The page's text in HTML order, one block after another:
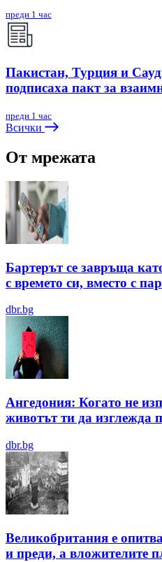
преди 1 час
Пакистан, Турция и
подписаха пакт за
преди 1 час
Всички
От мрежата
Бартерът се завръща
с времето си, вместо с
dbr.bg
Ангедония: Когато не
животът ти да изглежда
dbr.bg
Великобритания е
и преди, а вложителите